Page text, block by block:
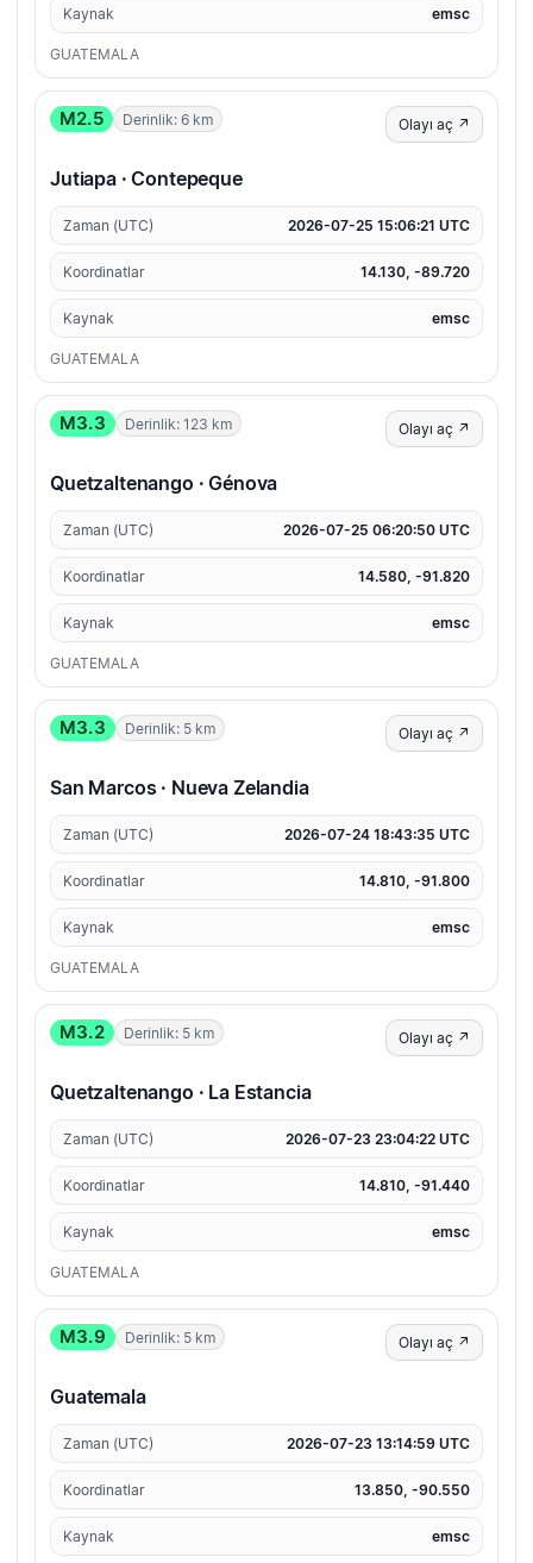
Kaynak emsc
GUATEMALA
M2.5 Derinlik: 6 km Olayı aç ↗
Jutiapa · Contepeque
Zaman (UTC) 2026-07-25 15:06:21 UTC
Koordinatlar 14.130, -89.720
Kaynak emsc
GUATEMALA
M3.3 Derinlik: 123 km Olayı aç ↗
Quetzaltenango · Génova
Zaman (UTC) 2026-07-25 06:20:50 UTC
Koordinatlar 14.580, -91.820
Kaynak emsc
GUATEMALA
M3.3 Derinlik: 5 km Olayı aç ↗
San Marcos · Nueva Zelandia
Zaman (UTC) 2026-07-24 18:43:35 UTC
Koordinatlar 14.810, -91.800
Kaynak emsc
GUATEMALA
M3.2 Derinlik: 5 km Olayı aç ↗
Quetzaltenango · La Estancia
Zaman (UTC) 2026-07-23 23:04:22 UTC
Koordinatlar 14.810, -91.440
Kaynak emsc
GUATEMALA
M3.9 Derinlik: 5 km Olayı aç ↗
Guatemala
Zaman (UTC) 2026-07-23 13:14:59 UTC
Koordinatlar 13.850, -90.550
Kaynak emsc